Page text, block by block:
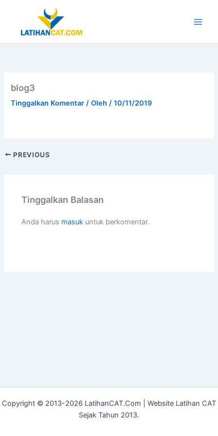
konten
blog3
Tinggalkan Komentar / Oleh/10/11/2019
PREVIOUS
Tinggalkan Balasan
Anda harus masuk untuk berkomentar.
Copyright © 2013-2026 LatihanCAT.Com | Website Latihan CAT
Sejak Tahun 2013.